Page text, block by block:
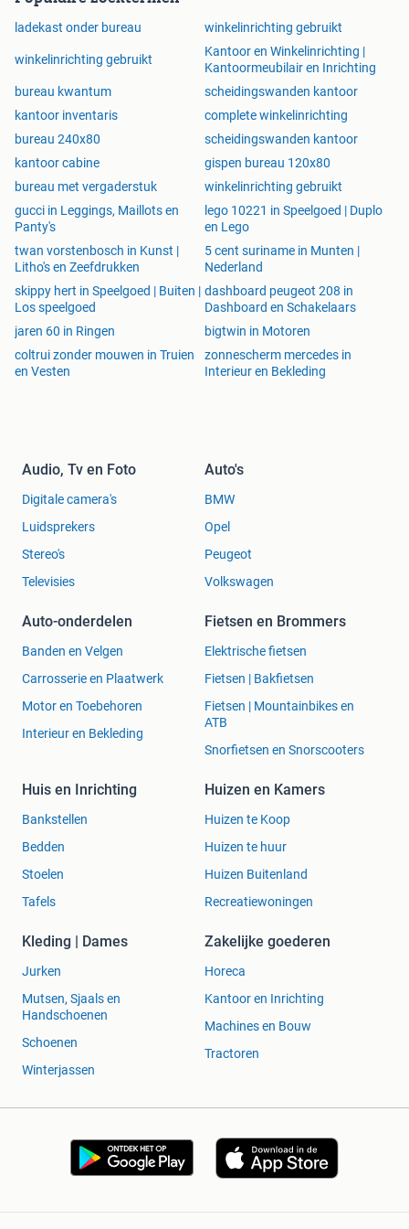
Roldeurkasten, Archiefkasten, Ladenblokken,
Vergaderstoelen, Vergadertafels, Whiteboards,
NPR1813 stoelen, Kantinetafels, Kantinestoelen,
Designstoelen, Designtafels, etc, etc, en dat allemaal
van merken als: Aspa, Ahrend, Gispen, Vitra, Lensvelt,
Haworth Comforto, Giroflex, Sitag, Interstuhl, Herman
Bekijk dus snel onze webshop:
https://www.vdmkantoormeubelen.nl/
Klik voor meer informatie over dit artikel & uitvoeringen op
onderstaande link:
ladekast onder bureau winkelinrichting gebruikt
winkelinrichting gebruikt
Kantoor en Winkelinrichting |
Kantoormeubilair en Inrichting
bureau kwantum
scheidingswanden kantoor
kantoor inventaris
complete winkelinrichting
bureau 240x80
scheidingswanden kantoor
kantoor cabine
gispen bureau 120x80
bureau met vergaderstuk
winkelinrichting gebruikt
gucci in Leggings, Maillots en
Panty's
lego 10221 in Speelgoed | Duplo
en Lego
twan vorstenbosch in Kunst |
Litho's en Zeefdrukken
5 cent suriname in Munten |
Nederland
skippy hert in Speelgoed | Buiten |
Los speelgoed
dashboard peugeot 208 in
Dashboard en Schakelaars
jaren 60 in Ringen
bigtwin in Motoren
coltrui zonder mouwen in Truien
en Vesten
zonnescherm mercedes in
Interieur en Bekleding
Audio, Tv en Foto
Digitale camera's
Luidsprekers
Stereo's
Televisies
Auto's
BMW
Opel
Peugeot
Volkswagen
Auto-onderdelen
Banden en Velgen
Carrosserie en Plaatwerk
Motor en Toebehoren
Interieur en Bekleding
Fietsen en Brommers
Elektrische fietsen
Fietsen | Bakfietsen
Fietsen | Mountainbikes en
ATB
Snorfietsen en Snorscooters
Huis en Inrichting
Bankstellen
Bedden
Stoelen
Tafels
Huizen en Kamers
Huizen te Koop
Huizen te huur
Huizen Buitenland
Recreatiewoningen
Kleding | Dames
Jurken
Mutsen, Sjaals en
Handschoenen
Schoenen
Winterjassen
Zakelijke goederen
Horeca
Kantoor en Inrichting
Machines en Bouw
Tractoren